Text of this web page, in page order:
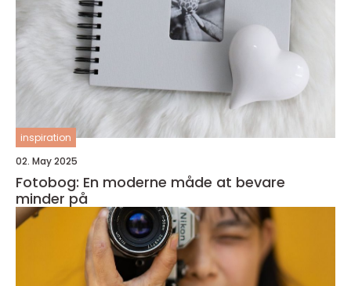
inspiration
02. May 2025
Fotobog: En moderne måde at bevare
minder på